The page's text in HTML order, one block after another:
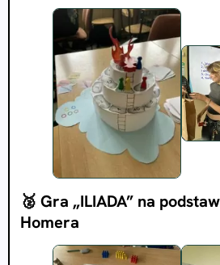
🥈 Gra „ILIADA” na
Homera